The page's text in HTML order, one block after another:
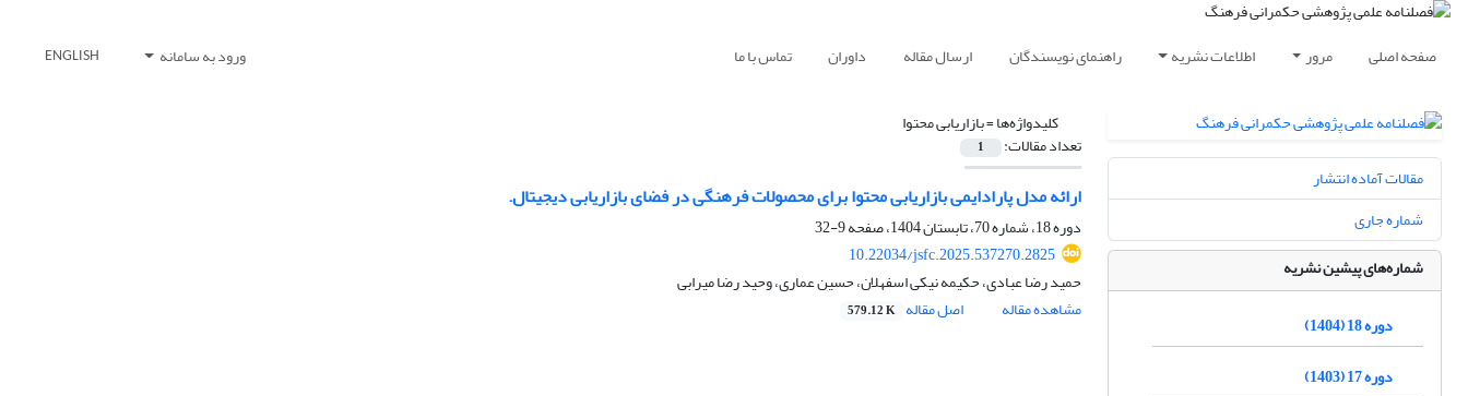
صفحه اصلی مرور اطلاعات نشریه راهنمای نویسندگان ارسال مقاله داوران تماس با ما ورود به سامانه ENGLISH
کلیدواژه‌ها =بازاریابی محتوا
تعداد مقالات: 1
ارائه مدل پارادایمی بازاریابی محتوا برای محصولات فرهنگی در فضای بازاریابی دیجیتال.
دوره 18، شماره 70، تابستان 1404، صفحه
9-32
10.22034/jsfc.2025.537270.2825
حمید رضا عبادی، حکیمه نیکی اسفهلان، حسین عماری، وحید رضا میرابی
مشاهده مقاله
اصل مقاله 579.12 K
مقالات آماده انتشار
شماره جاری
شماره‌های پیشین نشریه
دوره 18 (1404)
دوره 17 (1403)